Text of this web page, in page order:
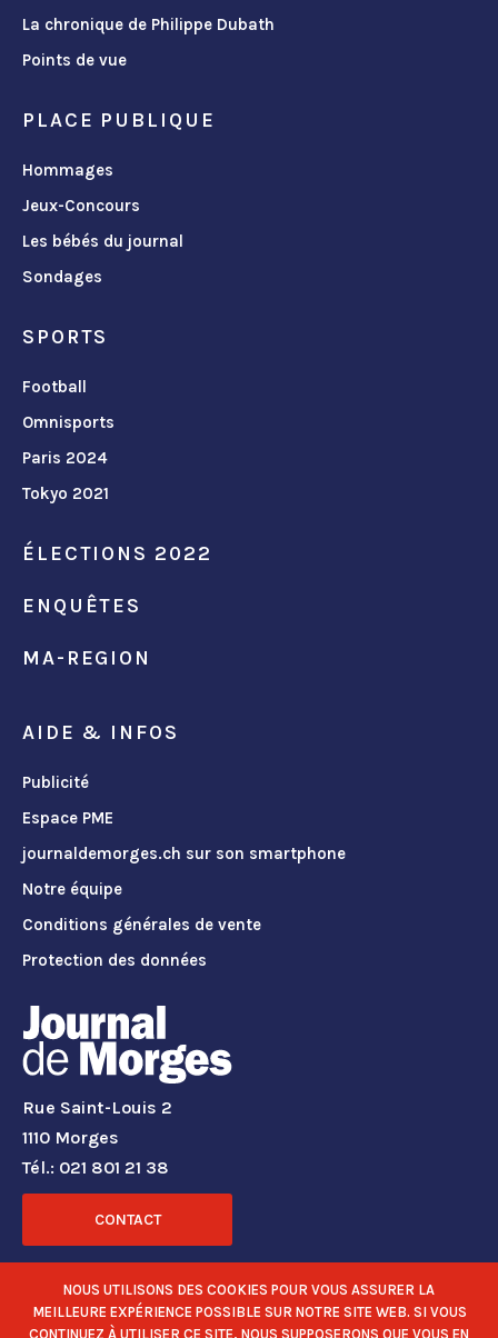
La chronique de Philippe Dubath
Points de vue
PLACE PUBLIQUE
Hommages
Jeux-Concours
Les bébés du journal
Sondages
SPORTS
Football
Omnisports
Paris 2024
Tokyo 2021
ÉLECTIONS 2022
ENQUÊTES
MA-REGION
AIDE & INFOS
Publicité
Espace PME
journaldemorges.ch sur son smartphone
Notre équipe
Conditions générales de vente
Protection des données
Rue Saint-Louis 2
1110 Morges
Tél.: 021 801 21 38
CONTACT
RÉSEAUX SOCIAUX
NOUS UTILISONS DES COOKIES POUR VOUS ASSURER LA
MEILLEURE EXPÉRIENCE POSSIBLE SUR NOTRE SITE WEB. SI VOUS
CONTINUEZ À UTILISER CE SITE, NOUS SUPPOSERONS QUE VOUS EN